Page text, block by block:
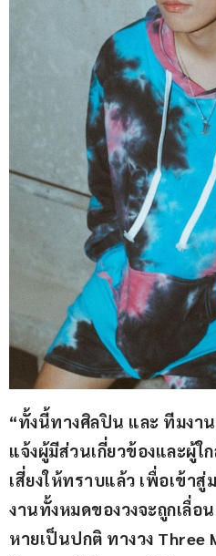
“ทั้งนี้ทางศิลปิน และ ทีมงาน
แจ้งผู้มีส่วนเกี่ยวข้องและผู้ใ
เสี่ยงให้ทราบแล้ว เพื่อเข้าสู่
งานทั้งหมดของวงจะถูกเลื่
หายเป็นปกติ ทางวง Three